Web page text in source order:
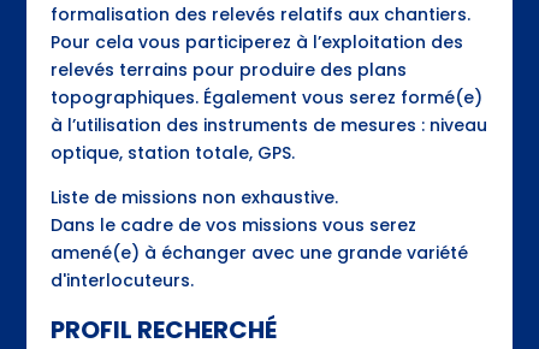
formalisation des relevés relatifs aux chantiers.
Pour cela vous participerez à l’exploitation des
relevés terrains pour produire des plans
topographiques. Également vous serez formé(e)
à l’utilisation des instruments de mesures : niveau
optique, station totale, GPS.
Liste de missions non exhaustive.
Dans le cadre de vos missions vous serez
amené(e) à échanger avec une grande variété
d'interlocuteurs.
PROFIL RECHERCHÉ